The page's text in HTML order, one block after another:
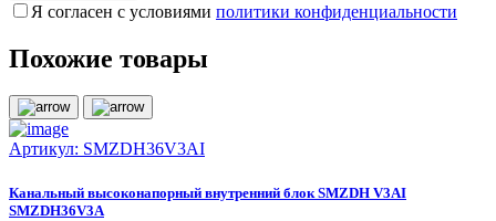
Я согласен с условиями политики конфиденциальности
Похожие товары
Артикул: SMZDH36V3AI
Канальный высоконапорный внутренний блок SMZDH V3AI
SMZDH36V3A